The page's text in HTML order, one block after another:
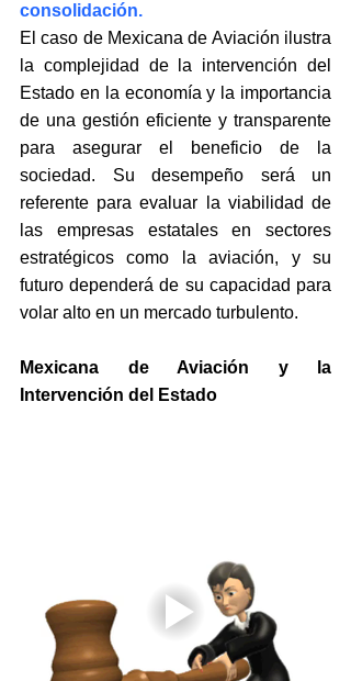
consolidación.
El caso de Mexicana de Aviación ilustra
la complejidad de la intervención del
Estado en la economía y la importancia
de una gestión eficiente y transparente
para asegurar el beneficio de la
sociedad. Su desempeño será un
referente para evaluar la viabilidad de
las empresas estatales en sectores
estratégicos como la aviación, y su
futuro dependerá de su capacidad para
volar alto en un mercado turbulento.
Mexicana de Aviación y la
Intervención del Estado